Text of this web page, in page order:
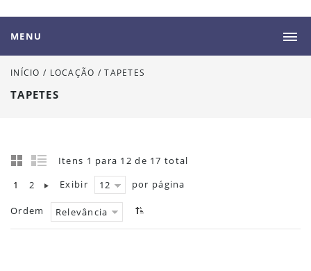
MENU
INÍCIO / LOCAÇÃO /TAPETES
TAPETES
Itens 1 para 12 de 17 total
1
2 Exibir 12 por página
Ordem Relevância